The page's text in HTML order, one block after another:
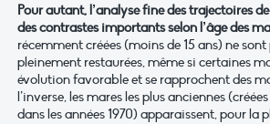
Pour autant, l’analyse fine des trajectoires
des contrastes importants selon l’âge des
récemment créées (moins de 15 ans) ne sont
pleinement restaurées, même si certaines
évolution favorable et se rapprochent des
l’inverse, les mares les plus anciennes
dans les années 1970) apparaissent, pour la